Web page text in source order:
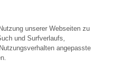
Über uns
unserer Webseiten zu
und Surfverlaufs,
angepasste